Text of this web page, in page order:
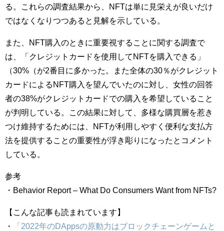
る。これらの調査結果から、NFTは単に見栄えが良いだけ
ではなくなりつつあると見解を示している。
また、NFT購入のときに重要視することに関する調査で
は、「クレジットカードを使用してNFTを購入できる」
（30%（が2番目に多かった。また全体の30％がクレジット
カードによるNFT購入を望んでいたのに対し、女性の回答
者の38%がクレジットカードでの購入を希望していること
が判明している。この結果に対して、多様な購買層を惹き
つけ維持するためには、NFTが利用しやすく便利な支払方
法を提供することの重要性が浮き彫りになったとコメント
している。
参考
・Behavior Report – What Do Consumers Want from NFTs?
【こんな記事も読まれています】
・
「2022年のDAppsの原動力はブロックチェーンゲームと